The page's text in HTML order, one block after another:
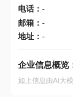
电话： -
邮箱： -
地址： -
企业信息概览
如上信息由AI大